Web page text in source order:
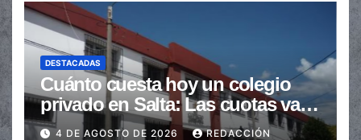
DESTACADAS
Cuánto cuesta hoy un colegio
privado en Salta: Las cuotas van
de $110.000 a más de $600.000
4 DE AGOSTO DE 2026 REDACCIÓN